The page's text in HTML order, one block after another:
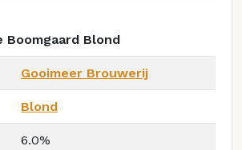
Boomgaard Blond
Gooimeer Brouwerij
Blond
6.0%